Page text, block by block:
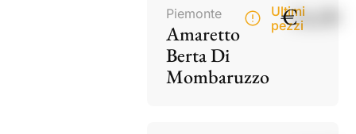
Piemonte
Amaretto
Berta Di
Mombaruzzo
Ultimi
pezzi
€34,00